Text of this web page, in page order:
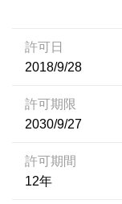
許可日
2018/9/28
許可期限
2030/9/27
許可期間
12年